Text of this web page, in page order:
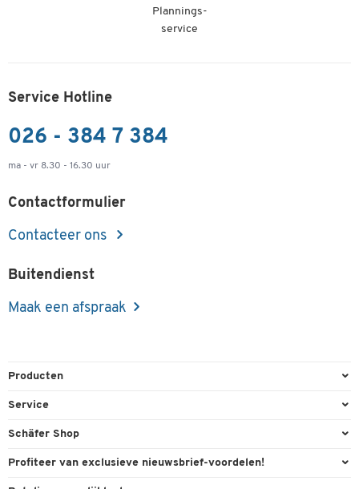
Plannings-
service
Service Hotline
026 - 384 7 384
ma - vr 8.30 - 16.30 uur
Contactformulier
Contacteer ons
Buitendienst
Maak een afspraak
Producten
Kantoorbenodigdheden
Service
Bestelling herroepen
Schäfer Shop
Algemene voorwaarden
Profiteer van exclusieve nieuwsbrief-voordelen!
Welkomstgeschenk